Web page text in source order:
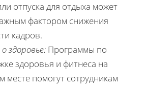
отпуска для отдыха может
фактором снижения
кадров.
здоровье: Программы по
здоровья и фитнеса на
месте помогут сотрудникам